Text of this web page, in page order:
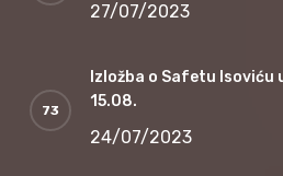
27/07/2023
Izložba o Safetu
15.08.
24/07/2023